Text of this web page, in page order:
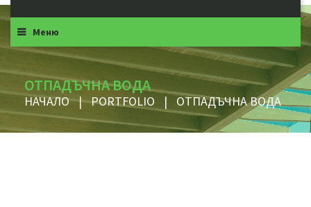
Меню
ОТПАДЪЧНА ВОДА
НАЧАЛО | PORTFOLIO | ОТПАДЪЧНА ВОДА